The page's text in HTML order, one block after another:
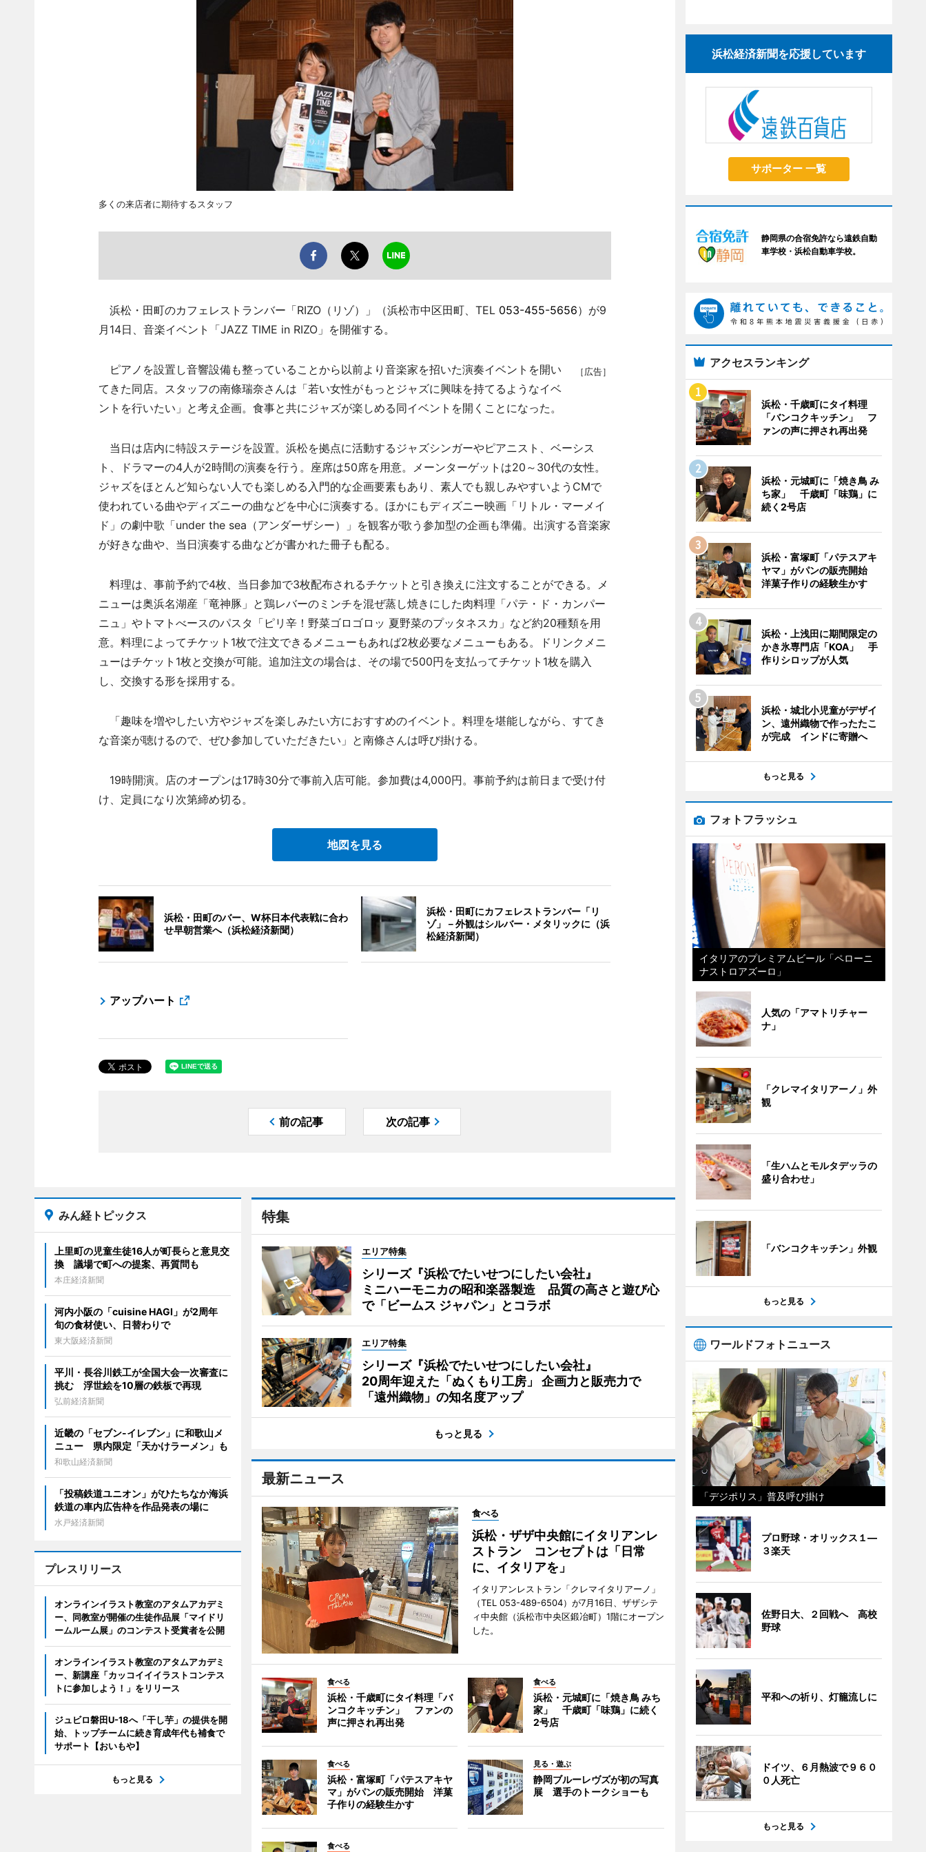
多くの来店者に期待するスタッフ
浜松・田町のカフェレストランバー「RIZO（リゾ）」（浜松市中区田町、TEL 053-455-5656）が9
月14日、音楽イベント「JAZZ TIME in RIZO」を開催する。
［広告］
ピアノを設置し音響設備も整っていることから以前より音楽家を招いた演奏イベントを開い
てきた同店。スタッフの南條瑞奈さんは「若い女性がもっとジャズに興味を持てるようなイベ
ントを行いたい」と考え企画。食事と共にジャズが楽しめる同イベントを開くことになった。
当日は店内に特設ステージを設置。浜松を拠点に活動するジャズシンガーやピアニスト、ベーシス
ト、ドラマーの4人が2時間の演奏を行う。座席は50席を用意。メーンターゲットは20～30代の女性。
ジャズをほとんど知らない人でも楽しめる入門的な企画要素もあり、素人でも親しみやすいようCMで
使われている曲やディズニーの曲などを中心に演奏する。ほかにもディズニー映画「リトル・マーメイ
ド」の劇中歌「under the sea（アンダーザシー）」を観客が歌う参加型の企画も準備。出演する音楽家
が好きな曲や、当日演奏する曲などが書かれた冊子も配る。
料理は、事前予約で4枚、当日参加で3枚配布されるチケットと引き換えに注文することができる。メ
ニューは奥浜名湖産「竜神豚」と鶏レバーのミンチを混ぜ蒸し焼きにした肉料理「パテ・ド・カンパー
ニュ」やトマトべースのパスタ「ピリ辛！野菜ゴロゴロッ 夏野菜のプッタネスカ」など約20種類を用
意。料理によってチケット1枚で注文できるメニューもあれば2枚必要なメニューもある。ドリンクメニ
ューはチケット1枚と交換が可能。追加注文の場合は、その場で500円を支払ってチケット1枚を購入
し、交換する形を採用する。
「趣味を増やしたい方やジャズを楽しみたい方におすすめのイベント。料理を堪能しながら、すてき
な音楽が聴けるので、ぜひ参加していただきたい」と南條さんは呼び掛ける。
19時開演。店のオープンは17時30分で事前入店可能。参加費は4,000円。事前予約は前日まで受け付
け、定員になり次第締め切る。
地図を見る
浜松・田町のバー、W杯日本代表戦に合わ
せ早朝営業へ（浜松経済新聞）
浜松・田町にカフェレストランバー「リ
ゾ」－外観はシルバー・メタリックに（浜
松経済新聞）
アップハート
前の記事 次の記事
特集
エリア特集
シリーズ『浜松でたいせつにしたい会社』
ミニハーモニカの昭和楽器製造 品質の高さと遊び心
で「ビームス ジャパン」とコラボ
エリア特集
シリーズ『浜松でたいせつにしたい会社』
20周年迎えた「ぬくもり工房」 企画力と販売力で
「遠州織物」の知名度アップ
もっと見る
最新ニュース
食べる
浜松・ザザ中央館にイタリアンレ
ストラン コンセプトは「日常
に、イタリアを」
イタリアンレストラン「クレマイタリアーノ」
（TEL 053-489-6504）が7月16日、ザザシテ
ィ中央館（浜松市中央区鍛冶町）1階にオープン
した。
食べる
浜松・千歳町にタイ料理「バ
ンコクキッチン」 ファンの
声に押され再出発
食べる
浜松・元城町に「焼き鳥 みち
家」 千歳町「味鶏」に続く
2号店
食べる
浜松・富塚町「パテスアキヤ
マ」がパンの販売開始 洋菓
子作りの経験生かす
見る・遊ぶ
静岡ブルーレヴズが初の写真
展 選手のトークショーも
食べる
みん経トピックス
上里町の児童生徒16人が町長らと意見交
換 議場で町への提案、再質問も
本庄経済新聞
河内小阪の「cuisine HAGI」が2周年
旬の食材使い、日替わりで
東大阪経済新聞
平川・長谷川鉄工が全国大会一次審査に
挑む 浮世絵を10層の鉄板で再現
弘前経済新聞
近畿の「セブン-イレブン」に和歌山メ
ニュー 県内限定「天かけラーメン」も
和歌山経済新聞
「投稿鉄道ユニオン」がひたちなか海浜
鉄道の車内広告枠を作品発表の場に
水戸経済新聞
プレスリリース
オンラインイラスト教室のアタムアカデミ
ー、同教室が開催の生徒作品展「マイドリ
ームルーム展」のコンテスト受賞者を公開
オンラインイラスト教室のアタムアカデミ
ー、新講座「カッコイイイラストコンテス
トに参加しよう！」をリリース
ジュビロ磐田U-18へ「干し芋」の提供を開
始、トップチームに続き育成年代も補食で
サポート【おいもや】
もっと見る
浜松経済新聞を応援しています
サポーター 一覧
静岡県の合宿免許なら遠鉄自動
車学校・浜松自動車学校。
アクセスランキング
浜松・千歳町にタイ料理
「バンコクキッチン」 フ
ァンの声に押され再出発
浜松・元城町に「焼き鳥 み
ち家」 千歳町「味鶏」に
続く2号店
浜松・富塚町「パテスアキ
ヤマ」がパンの販売開始
洋菓子作りの経験生かす
浜松・上浅田に期間限定の
かき氷専門店「KOA」 手
作りシロップが人気
浜松・城北小児童がデザイ
ン、遠州織物で作ったたこ
が完成 インドに寄贈へ
もっと見る
フォトフラッシュ
イタリアのプレミアムビール「ペローニ
ナストロアズーロ」
人気の「アマトリチャー
ナ」
「クレマイタリアーノ」外
観
「生ハムとモルタデッラの
盛り合わせ」
「バンコクキッチン」外観
もっと見る
ワールドフォトニュース
「デジポリス」普及呼び掛け
プロ野球・オリックス１―
３楽天
佐野日大、２回戦へ 高校
野球
平和への祈り、灯籠流しに
ドイツ、６月熱波で９６０
０人死亡
もっと見る